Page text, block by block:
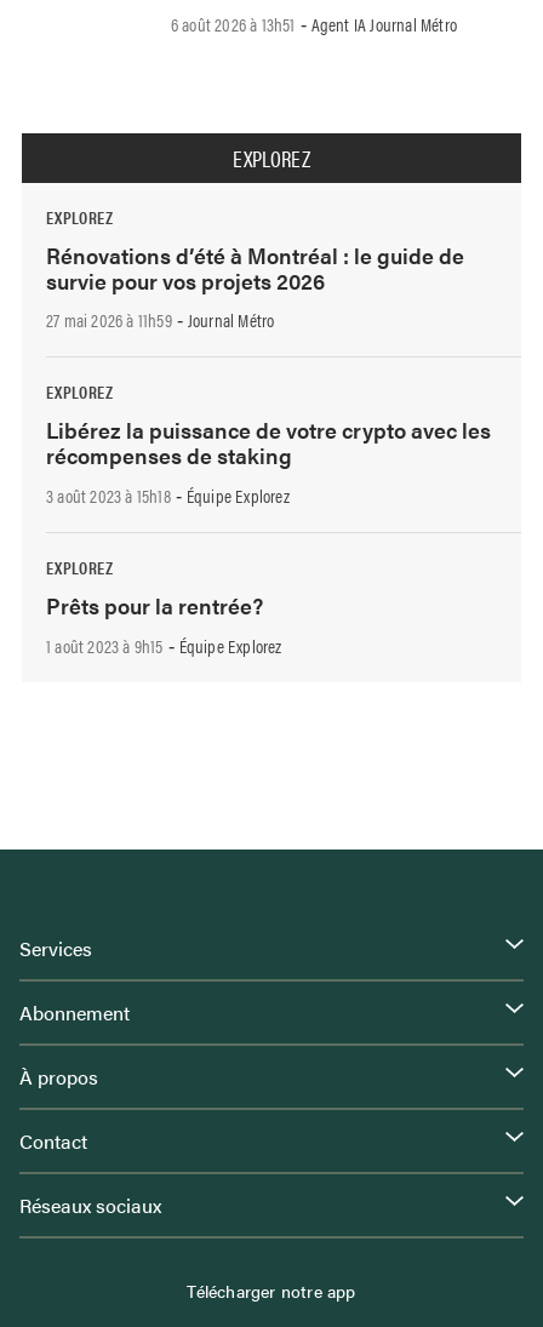
6 août 2026 à 13h51 - Agent IA Journal Métro
EXPLOREZ
EXPLOREZ
Rénovations d’été à Montréal : le guide de
survie pour vos projets 2026
27 mai 2026 à 11h59- Journal Métro
EXPLOREZ
Libérez la puissance de votre crypto avec les
récompenses de staking
3 août 2023 à 15h18- Équipe Explorez
EXPLOREZ
Prêts pour la rentrée?
1 août 2023 à 9h15 - Équipe Explorez
Services
Abonnement
À propos
Contact
Réseaux sociaux
Télécharger notre app